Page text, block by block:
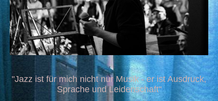
"Jazz ist für mich nicht nur Musik - er ist Ausdruck,
Sprache und Leidenschaft"